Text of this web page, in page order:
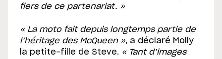
fiers de ce partenariat. »
« La moto fait depuis longtemps partie de
l’héritage des McQueen », a déclaré Molly
la petite-fille de Steve. « Tant d’images